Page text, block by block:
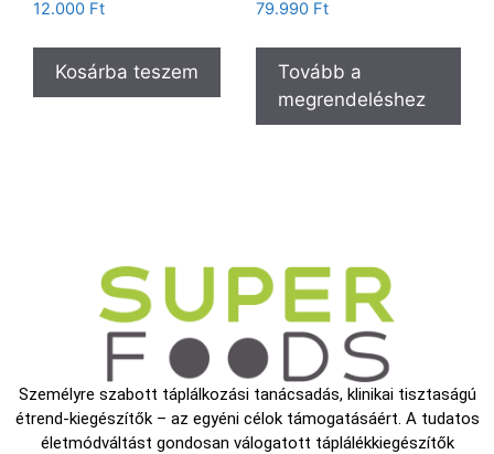
12.000 Ft
Kosárba teszem
79.990 Ft
Tovább a
megrendeléshez
Személyre szabott táplálkozási tanácsadás, klinikai tisztaságú
étrend-kiegészítők – az egyéni célok támogatásáért. A tudatos
életmódváltást gondosan válogatott táplálékkiegészítők